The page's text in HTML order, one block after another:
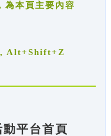
本頁主要內容
Alt+Shift+Z
平台首頁